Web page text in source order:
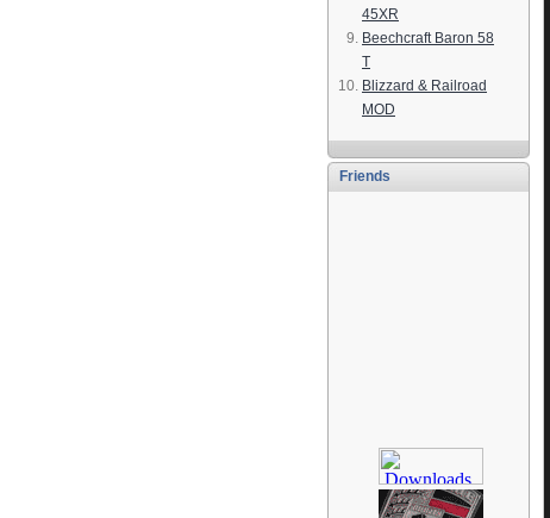
45XR
Beechcraft Baron 58
T
Blizzard & Railroad
MOD
Friends